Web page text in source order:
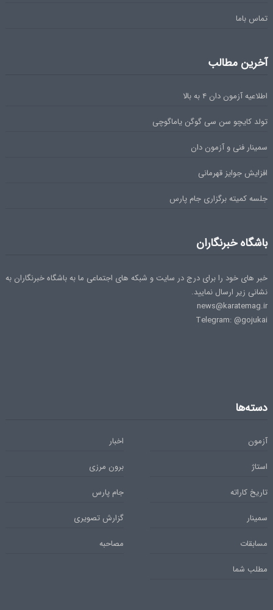
تماس باما
آخرین مطالب
اطلاعیه آزمون دان ۴ به بالا
تولد کایچو سن سی گوگن یاماگوچی
سمینار فنی و آزمون دان
افزایش جوایز قهرمانی
جلسه کمیته برگزاری جام پارس
باشگاه خبرنگاران
خبر های خود را برای درج در سایت و شبکه های اجتماعی ما به باشگاه خبرنگاران به
نشانی زیر ارسال نمایید.
news@karatemag.ir
Telegram: @gojukai
دسته‌ها
آزمون
اخبار
استاژ
برون مرزی
تاریخ کاراته
جام پارس
سمینار
گزارش تصویری
مسابقات
مصاحبه
مطلب شما